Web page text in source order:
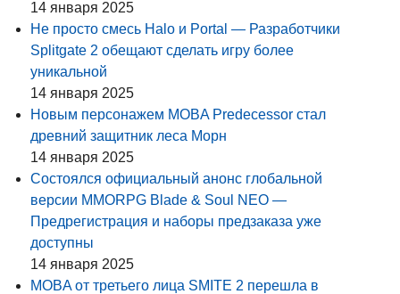
14 января 2025
Не просто смесь Halo и Portal — Разработчики
Splitgate 2 обещают сделать игру более
уникальной
14 января 2025
Новым персонажем MOBA Predecessor стал
древний защитник леса Морн
14 января 2025
Состоялся официальный анонс глобальной
версии MMORPG Blade & Soul NEO —
Предрегистрация и наборы предзаказа уже
доступны
14 января 2025
MOBA от третьего лица SMITE 2 перешла в